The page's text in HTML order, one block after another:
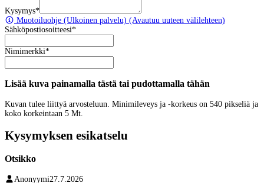
Kysymys*
Muotoiluohje (Ulkoinen palvelu) (Avautuu uuteen välilehteen)
Sähköpostiosoitteesi*
Nimimerkki*
Lisää kuva painamalla tästä tai pudottamalla tähän
Kuvan tulee liittyä arvosteluun. Minimileveys ja -korkeus on 540 pikseliä ja
koko korkeintaan 5 Mt.
Kysymyksen esikatselu
Otsikko
Anonyymi27.7.2026